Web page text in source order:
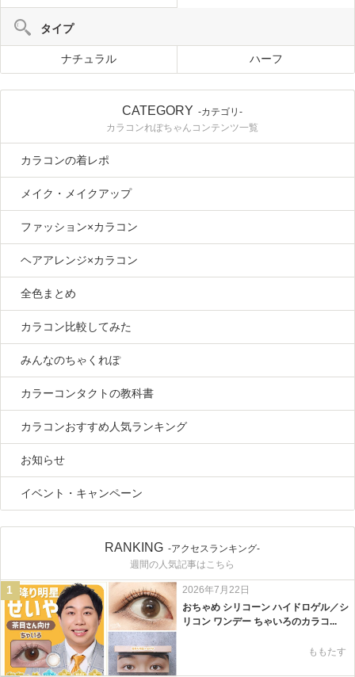
タイプ
ナチュラル ハーフ
CATEGORY -カテゴリ-
カラコンれぽちゃんコンテンツ一覧
カラコンの着レポ
メイク・メイクアップ
ファッション×カラコン
ヘアアレンジ×カラコン
全色まとめ
カラコン比較してみた
みんなのちゃくれぽ
カラーコンタクトの教科書
カラコンおすすめ人気ランキング
お知らせ
イベント・キャンペーン
RANKING -アクセスランキング-
週間の人気記事はこちら
1
2026年7月22日
おちゃめ シリコーン ハイドロゲル／シ
リコン ワンデー ちゃいろのカラコ...
ももたす